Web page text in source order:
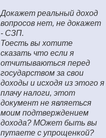
Докажет реальный доход
вопросов нет, не докажет
- СЗП.
Тоесть вы хотите
сказать что если я
отчитываються перед
государством за свои
доходы и исходя из этого я
плачу налоги, этот
документ не являеться
моим подтверждением
дохода? МОжет быть вы
путаете с упрощенкой?